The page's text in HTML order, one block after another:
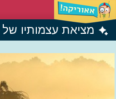
מציאת עצמותיו של